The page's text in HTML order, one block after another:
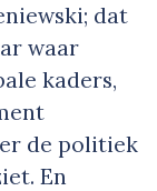
dat
waar
kaders,
de politiek
En